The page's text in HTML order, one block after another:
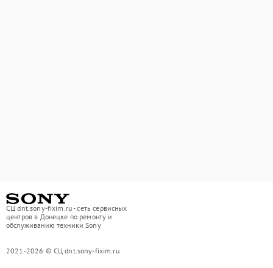
СЦ dnt.sony-fixim.ru - сеть сервисных
центров в Донецке по ремонту и
обслуживанию техники Sony
2021-2026 © СЦ dnt.sony-fixim.ru